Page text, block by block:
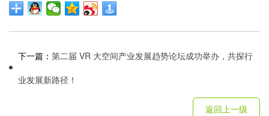
下一篇： 第二届 VR 大空间产业发展趋势论坛成功举办，共探行
业发展新路径！
返回上一级